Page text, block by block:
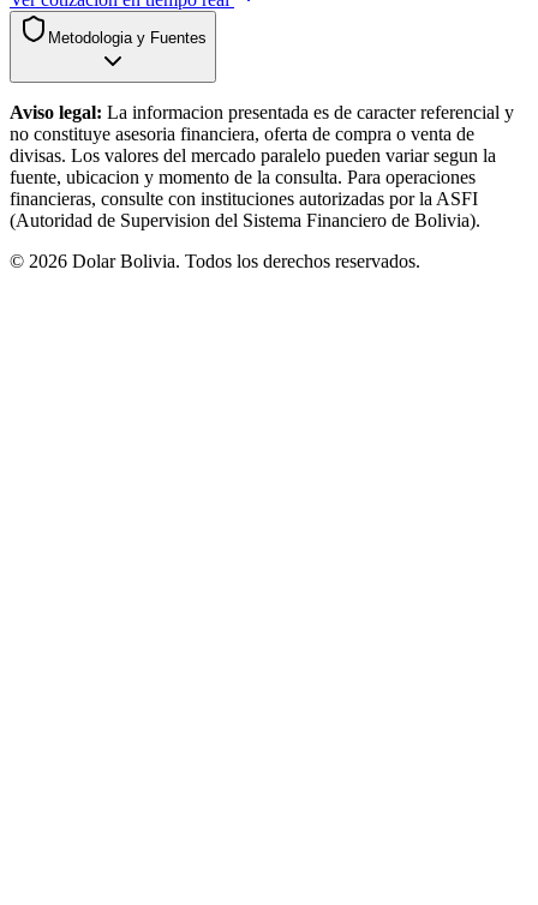
Metodologia y Fuentes
Aviso legal: La informacion presentada es de caracter referencial y
no constituye asesoria financiera, oferta de compra o venta de
divisas. Los valores del mercado paralelo pueden variar segun la
fuente, ubicacion y momento de la consulta. Para operaciones
financieras, consulte con instituciones autorizadas por la ASFI
(Autoridad de Supervision del Sistema Financiero de Bolivia).
© 2026 Dolar Bolivia. Todos los derechos reservados.